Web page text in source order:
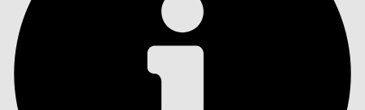
目录